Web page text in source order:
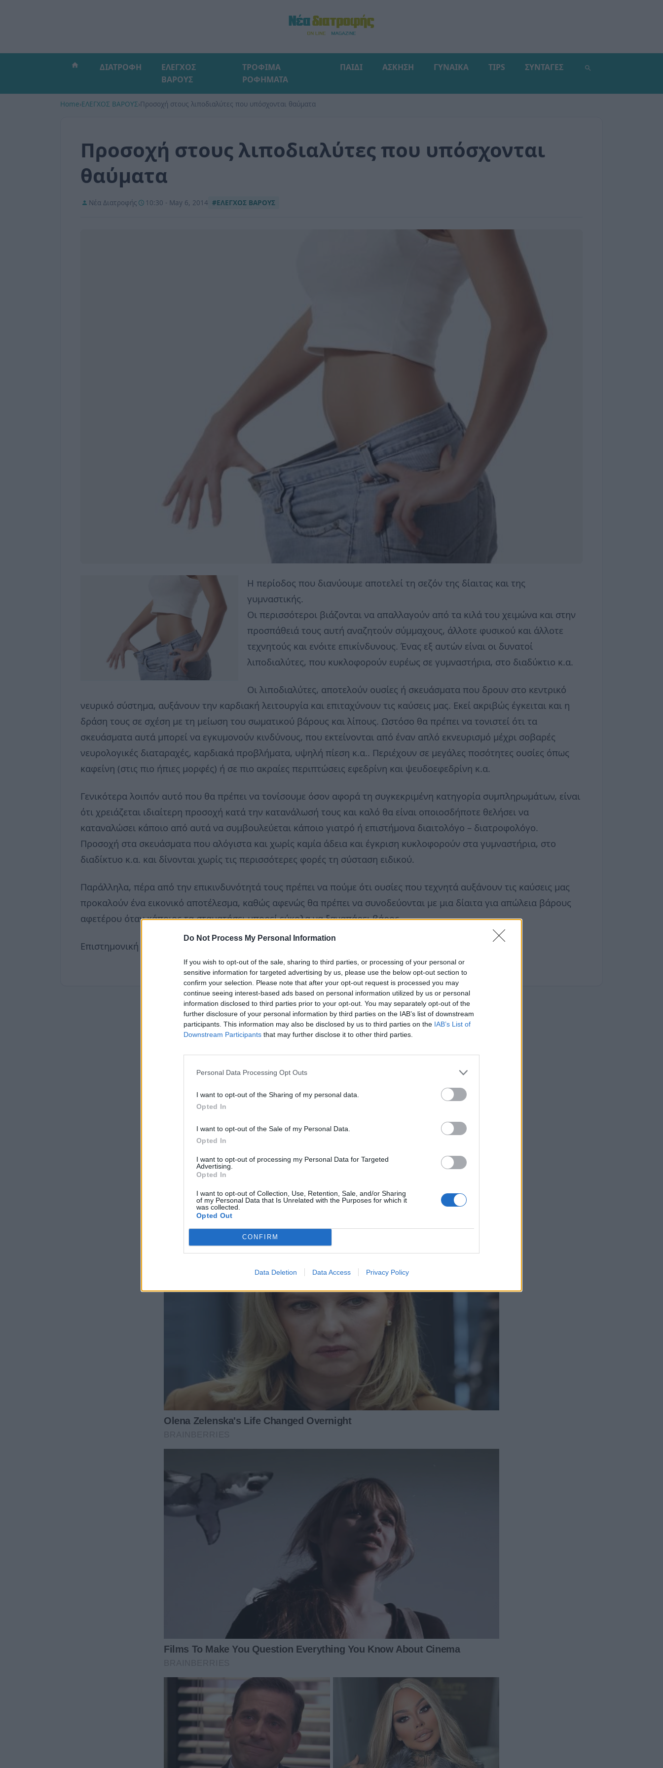
Do Not Process My Personal Information
If you wish to opt-out of the sale, sharing to third parties, or processing of your personal or
sensitive information for targeted advertising by us, please use the below opt-out section to
confirm your selection. Please note that after your opt-out request is processed you may
continue seeing interest-based ads based on personal information utilized by us or personal
information disclosed to third parties prior to your opt-out. You may separately opt-out of the
further disclosure of your personal information by third parties on the IAB’s list of downstream
participants. This information may also be disclosed by us to third parties on the IAB’s List of
Downstream Participants that may further disclose it to other third parties.
Personal Data Processing Opt Outs
I want to opt-out of the Sharing of my personal data.
Opted In
I want to opt-out of the Sale of my Personal Data.
Opted In
I want to opt-out of processing my Personal Data for Targeted
Advertising.
Opted In
I want to opt-out of Collection, Use, Retention, Sale, and/or Sharing
of my Personal Data that Is Unrelated with the Purposes for which it
was collected.
Opted Out
CONFIRM
Data Deletion Data Access Privacy Policy
ΔΙΑΤΡΟΦΗ
ΕΛΕΓΧΟΣ
ΒΑΡΟΥΣ
ΤΡΟΦΙΜΑ
ΡΟΦΗΜΑΤΑ
ΠΑΙΔΙ ΑΣΚΗΣΗ ΓΥΝΑΙΚΑ TIPS ΣΥΝΤΑΓΕΣ
Home›ΕΛΕΓΧΟΣ ΒΑΡΟΥΣ›Προσοχή στους λιποδιαλύτες που υπόσχονται θαύματα
Προσοχή στους λιποδιαλύτες που υπόσχονται
θαύματα
Νέα Διατροφής 10:30 - May 6, 2014 #ΕΛΕΓΧΟΣ ΒΑΡΟΥΣ
Η περίοδος που διανύουμε αποτελεί τη σεζόν της δίαιτας και της
γυμναστικής.
Οι περισσότεροι βιάζονται να απαλλαγούν από τα κιλά του χειμώνα και στην
προσπάθειά τους αυτή αναζητούν σύμμαχους, άλλοτε φυσικού και άλλοτε
τεχνητούς και ενόιτε επικίνδυνους. Ένας εξ αυτών είναι οι δυνατοί
λιποδιαλύτες, που κυκλοφορούν ευρέως σε γυμναστήρια, στο διαδύκτιο κ.α.
Οι λιποδιαλύτες, αποτελούν ουσίες ή σκευάσματα που δρουν στο κεντρικό
νευρικό σύστημα, αυξάνουν την καρδιακή λειτουργία και επιταχύνουν τις καύσεις μας. Εκεί ακριβώς έγκειται και η
δράση τους σε σχέση με τη μείωση του σωματικού βάρους και λίπους. Ωστόσο θα πρέπει να τονιστεί ότι τα
σκευάσματα αυτά μπορεί να εγκυμονούν κινδύνους, που εκτείνονται από έναν απλό εκνευρισμό μέχρι σοβαρές
νευρολογικές διαταραχές, καρδιακά προβλήματα, υψηλή πίεση κ.α.. Περιέχουν σε μεγάλες ποσότητες ουσίες όπως
καφείνη (στις πιο ήπιες μορφές) ή σε πιο ακραίες περιπτώσεις εφεδρίνη και ψευδοεφεδρίνη κ.α.
Γενικότερα λοιπόν αυτό που θα πρέπει να τονίσουμε όσον αφορά τη συγκεκριμένη κατηγορία συμπληρωμάτων, είναι
ότι χρειάζεται ιδιαίτερη προσοχή κατά την κατανάλωσή τους και καλό θα είναι οποιοσδήποτε θελήσει να
καταναλώσει κάποιο από αυτά να συμβουλεύεται κάποιο γιατρό ή επιστήμονα διαιτολόγο – διατροφολόγο.
Προσοχή στα σκευάσματα που αλόγιστα και χωρίς καμία άδεια και έγκριση κυκλοφορούν στα γυμναστήρια, στο
διαδίκτυο κ.α. και δίνονται χωρίς τις περισσότερες φορές τη σύσταση ειδικού.
Παράλληλα, πέρα από την επικινδυνότητά τους πρέπει να πούμε ότι ουσίες που τεχνητά αυξάνουν τις καύσεις μας
προκαλούν ένα εικονικό αποτέλεσμα, καθώς αφενώς θα πρέπει να συνοδεύονται με μια δίαιτα για απώλεια βάρους
αφετέρου όταν κάποιος τα σταματήσει μπορεί εύκολα να ξαναπάρει βάρος.
Επιστημονική Ομάδα